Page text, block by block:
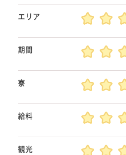
エリア
期間
寮
給料
観光